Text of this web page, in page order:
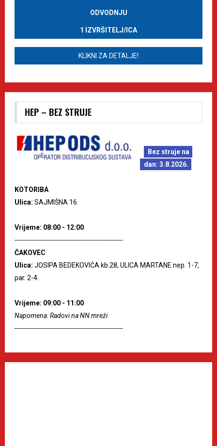
ODVODNJU
1 IZVRŠITELJ/ICA
KLIKNI ZA DETALJE!
HEP – BEZ STRUJE
Bez struje na
dan: 3.8.2026.
KOTORIBA
Ulica: SAJMIŠNA 16.
Vrijeme: 08:00 - 12:00
--------------------------------------------------------
ČAKOVEC
Ulica: JOSIPA BEDEKOVIĆA kb.28, ULICA MARTANE nep. 1-7,
par. 2-4.
Vrijeme: 09:00 - 11:00
Napomena: Radovi na NN mreži
--------------------------------------------------------